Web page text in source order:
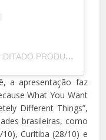
Uma publicação compartilhada por DITADO PRODUÇÕES 🎵 (@ditadoproducoes)
, a apresentação faz
What You Want
Different Things”,
brasileiras, como
Curitiba (28/10) e